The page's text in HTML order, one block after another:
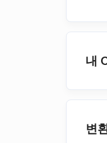
내
변